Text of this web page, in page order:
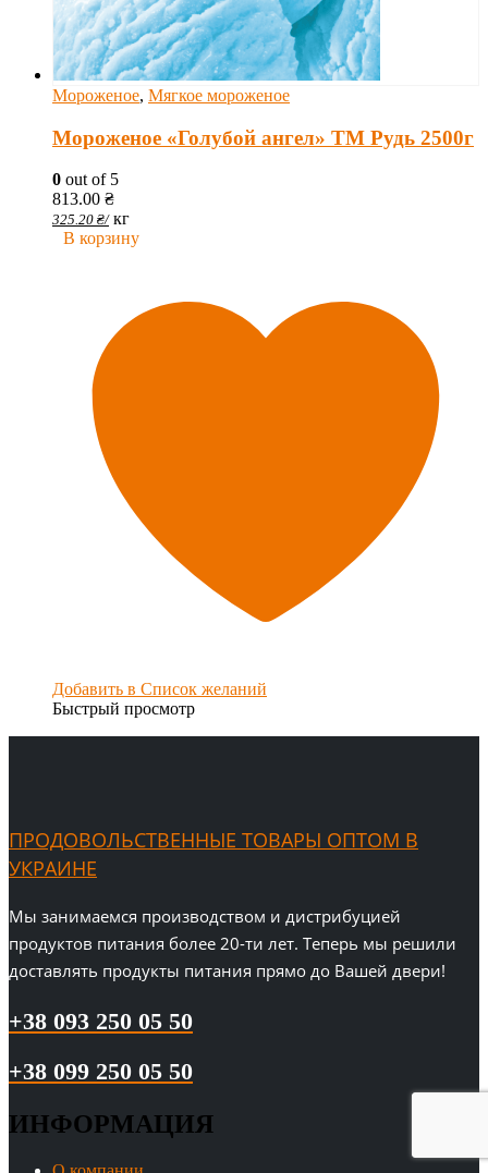
Мороженое, Мягкое мороженое
Мороженое «Голубой ангел» ТМ Рудь 2500г
0 out of 5
813.00 ₴
325.20 ₴/ кг
В корзину
Добавить в Список желаний
Быстрый просмотр
ПРОДОВОЛЬСТВЕННЫЕ ТОВАРЫ ОПТОМ В
УКРАИНЕ
Мы занимаемся производством и дистрибуцией
продуктов питания более 20-ти лет. Теперь мы решили
доставлять продукты питания прямо до Вашей двери!
+38 093 250 05 50
+38 099 250 05 50
ИНФОРМАЦИЯ